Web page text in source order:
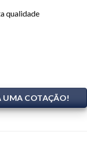
qualidade
UMA COTAÇÃO!